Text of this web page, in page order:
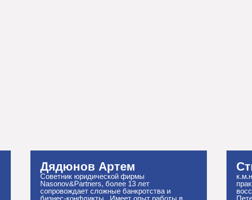
Дядюнов Артем
Советник юридической фирмы
Nasonov&Partners, более 13 лет
сопровождает сложные банкротства и
бизнес-конфликты. Имеет опыт работы в